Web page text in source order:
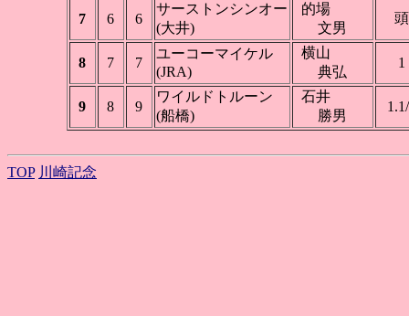
7 6 6
サーストンシンオー
(大井)
的場
文男
頭
8 7 7
ユーコーマイケル
(JRA)
横山
典弘
1
9 8 9
ワイルドトルーン
(船橋)
石井
勝男
TOP 川崎記念